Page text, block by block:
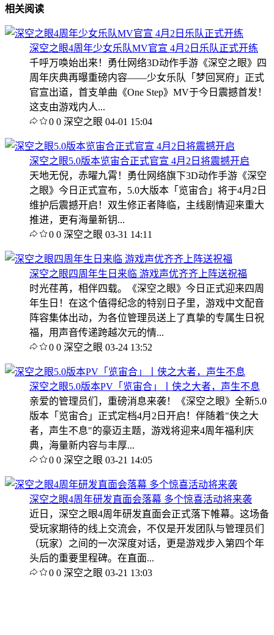
相关阅读
深空之眼4周年少女乐队MV官宣 4月2日乐队正式开练
千呼万唤始出来！勇仕网络3D动作手游《深空之眼》四
周年庆典再曝重磅内容——少女乐队「梦回冥府」正式
官宣出道，首支单曲《One Step》MV于今日震撼首发！
这支由游戏内人...
0 0 深空之眼 04-01 15:04
深空之眼5.0版本览宙合正式官宣 4月2日将震撼开启
天地无倪，赤曜九霄！勇仕网络旗下3D动作手游《深空
之眼》今日正式宣布，5.0大版本「览宙合」将于4月2日
维护后震撼开启！双生修正者降临，主线剧情迎来重大
推进，更有海量新钥...
0 0 深空之眼 03-31 14:11
深空之眼四周年生日来临 游戏声优齐齐上阵送祝福
时光荏苒，相伴四载。《深空之眼》今日正式迎来四周
年生日！在这个值得纪念的特别日子里，游戏中文配音
阵容集体出动，为各位管理员送上了真挚的专属生日祝
福，用声音传递跨越次元的情...
0 0 深空之眼 03-24 13:52
深空之眼5.0版本PV「览宙合」丨侠之大者，声生不息
亲爱的管理员们，重磅消息来袭！《深空之眼》全新5.0
版本「览宙合」正式定档4月2日开启！伴随着"侠之大
者，声生不息"的豪迈主题，游戏将迎来4周年福利庆
典，海量新内容与丰厚...
0 0 深空之眼 03-21 14:05
深空之眼4周年研发直面会落幕 多个惊喜活动将来袭
近日，深空之眼4周年研发直面会正式落下帷幕。这场备
受玩家期待的线上交流会，不仅是开发团队与管理员们
（玩家）之间的一次深度对话，更是游戏步入第四个年
头后的重要里程碑。在直面...
0 0 深空之眼 03-21 13:03